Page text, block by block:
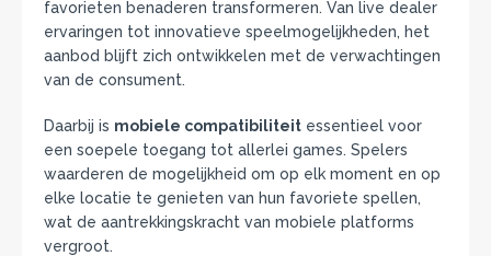
favorieten benaderen transformeren. Van live dealer
ervaringen tot innovatieve speelmogelijkheden, het
aanbod blijft zich ontwikkelen met de verwachtingen
van de consument.
Daarbij is mobiele compatibiliteit essentieel voor
een soepele toegang tot allerlei games. Spelers
waarderen de mogelijkheid om op elk moment en op
elke locatie te genieten van hun favoriete spellen,
wat de aantrekkingskracht van mobiele platforms
vergroot.